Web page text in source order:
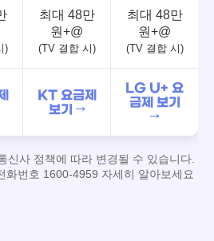
)
최대 48만
원+@
(TV 결합 시)
최대 48만
원+@
(TV 결합 시)
KT 요금제
보기 →
LG U+ 요
금제 보기
→
신사 정책에 따라 변경될 수 있습니다.
화번호 1600-4959 자세히 알아보세요